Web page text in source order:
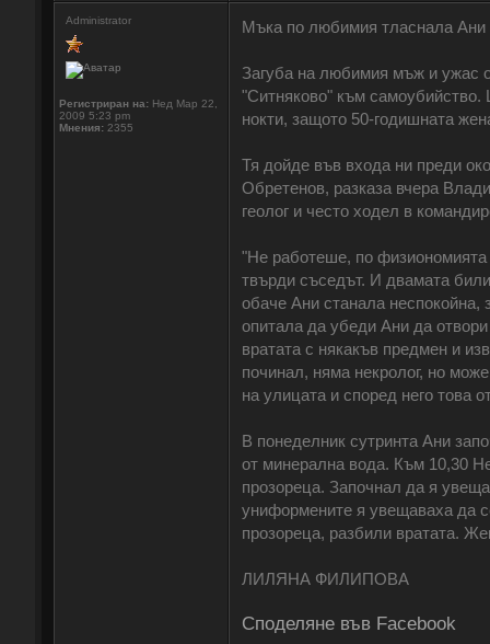
Administrator
Регистриран на: Нед Мар 22,
2009 5:23 pm
Мнения: 2355
Мъка по любимия тласнала Ани
Загуба на любимия мъж и ужас
"Ситняково" към
нокти, защото 50-годишната
Тя дойде във входа ни преди
Обретенов, разказа вчера
геолог и често ходел в
"Не работеше, по
твърди съседът. И двамата
обаче Ани станала неспокойна,
опитала да убеди Ани да
вратата с някакъв предмен и
починал, няма некролог, но
на улицата и според него това
В понеделник сутринта Ани
от минерална вода. Към 10,30
прозореца. Започнал да я
униформените я увещаваха да
прозореца, разбили вратата.
ЛИЛЯНА ФИЛИПОВА
Споделяне във Facebook